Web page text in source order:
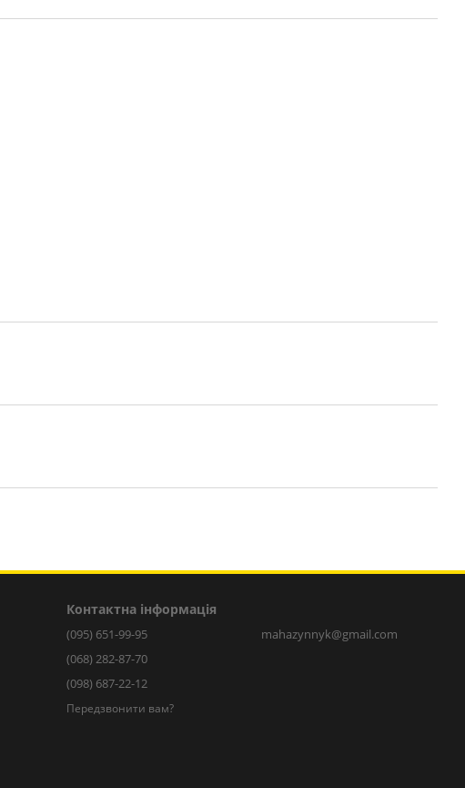
Контактна інформація
(095) 651-99-95
(068) 282-87-70
(098) 687-22-12
Передзвонити вам?
mahazynnyk@gmail.com